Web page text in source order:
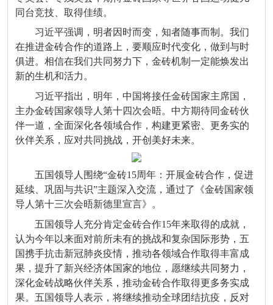
同台竞技、取得佳绩。
习近平强调，明者因时而变，知者随事而制。我们
在推进金砖合作的道路上，要顺应时代变化，做到与时
俱进。相信在我们共同努力下，金砖机制一定能焕发出
新的生机和活力。
习近平指出，明年，中国将接任金砖国家主席国，
主办金砖国家领导人第十四次会晤。中方期待同金砖伙
伴一道，全面深化各领域合作，构建更紧密、更务实的
伙伴关系，应对共同挑战，开创美好未来。
五国领导人围绕“金砖15周年：开展金砖合作，促进
延续、巩固与共识”主题深入交流，通过了《金砖国家领
导人第十三次会晤新德里宣言》。
五国领导人充分肯定金砖合作15年来取得的成就，
认为今年以来面对前所未有的挑战和复杂国际形势，五
国携手抗击新冠肺炎疫情，推动各领域合作取得丰富成
果，提升了新兴经济体国家的地位，愿继续共同努力，
深化金砖战略伙伴关系，推动金砖合作取得更多务实成
果。五国领导人表示，将继续推动全球团结抗疫，反对